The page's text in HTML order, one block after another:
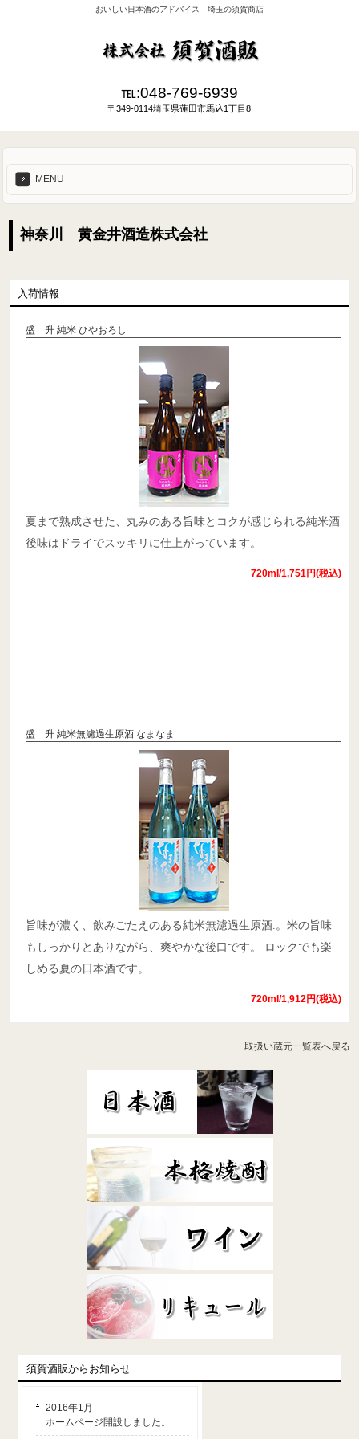
おいしい日本酒のアドバイス 埼玉の須賀商店
℡:048-769-6939
〒349-0114埼玉県蓮田市馬込1丁目8
MENU
神奈川 黄金井酒造株式会社
入荷情報
盛 升 純米 ひやおろし
夏まで熟成させた、丸みのある旨味とコクが感じられる純米酒
後味はドライでスッキリに仕上がっています。
720ml/1,751円(税込)
盛 升 純米無濾過生原酒 なまなま
旨味が濃く、飲みごたえのある純米無濾過生原酒.。米の旨味
もしっかりとありながら、爽やかな後口です。 ロックでも楽
しめる夏の日本酒です。
720ml/1,912円(税込)
取扱い蔵元一覧表へ戻る
須賀酒販からお知らせ
2016年1月
ホームページ開設しました。